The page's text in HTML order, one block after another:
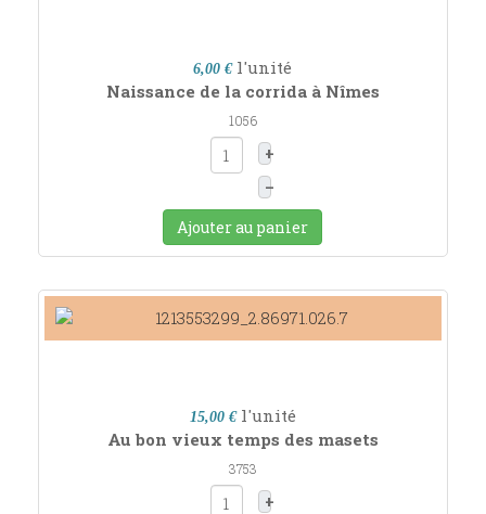
6,00 € l'unité
Naissance de la corrida à Nîmes
1056
+
–
Ajouter au panier
15,00 € l'unité
Au bon vieux temps des masets
3753
+